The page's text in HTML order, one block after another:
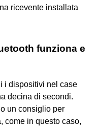
ricevente installata
funziona e
i dispositivi nel case
decina di secondi.
un consiglio per
come in questo caso,